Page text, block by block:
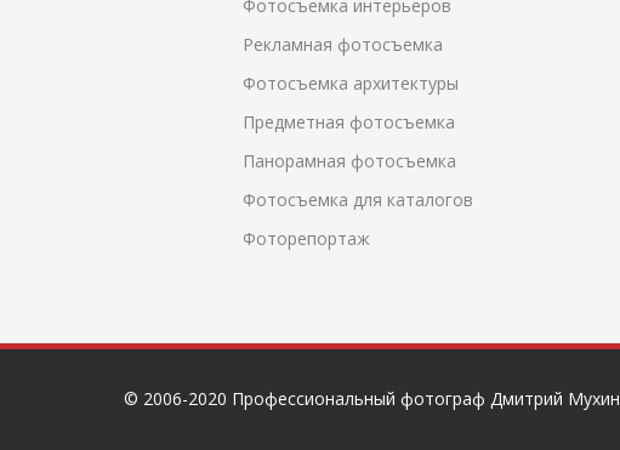
Фотосъемка интерьеров
Рекламная фотосъемка
Фотосъемка архитектуры
Предметная фотосъемка
Панорамная фотосъемка
Фотосъемка для каталогов
Фоторепортаж
© 2006-2020 Профессиональный фотограф Дмитрий Мухин